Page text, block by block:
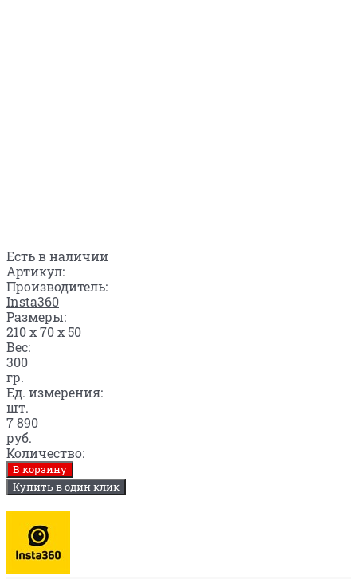
Есть в наличии
Артикул:
Производитель:
Insta360
Размеры:
210 x 70 x 50
Вес:
300
гр.
Ед. измерения:
шт.
7 890
руб.
Количество:
В корзину
Купить в один клик